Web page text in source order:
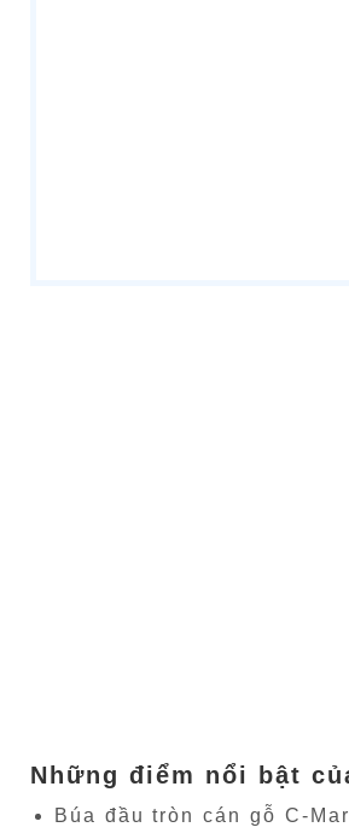
Những điểm nổi bật
Búa đầu tròn cán gỗ C-